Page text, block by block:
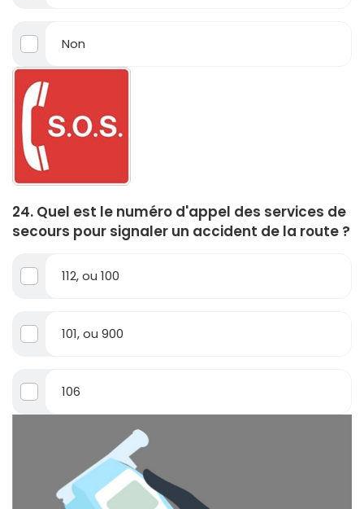
Non
24. Quel est le numéro d'appel des services de
secours pour signaler un accident de la route ?
112, ou 100
101, ou 900
106